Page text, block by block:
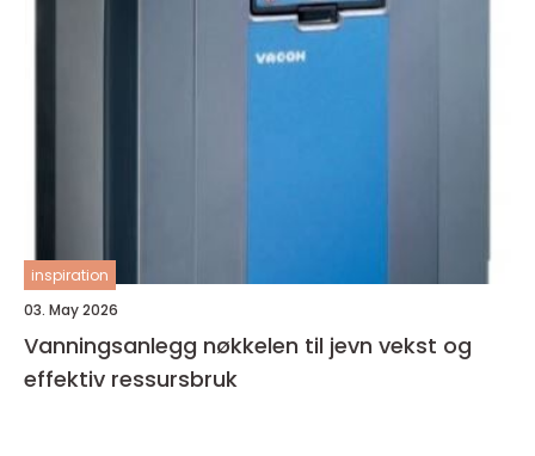
inspiration
03. May 2026
Vanningsanlegg nøkkelen til jevn vekst og
effektiv ressursbruk